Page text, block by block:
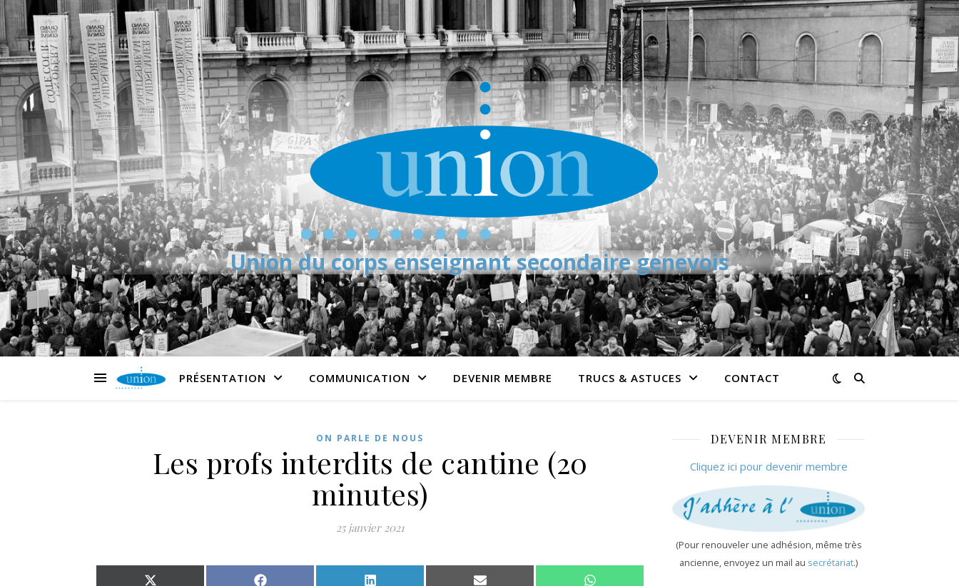
Union du corps enseignant secondaire genevois
PRÉSENTATION COMMUNICATION DEVENIR MEMBRE TRUCS & ASTUCES CONTACT
ON PARLE DE NOUS
Les profs interdits de cantine (20
minutes)
25 janvier 2021
Share on X (Twitter) Share on Facebook Share on LinkedIn Share on Email Share on WhatsApp
DEVENIR MEMBRE
Cliquez ici pour devenir membre
(Pour renouveler une adhésion, même très
ancienne, envoyez un mail au secrétariat.)